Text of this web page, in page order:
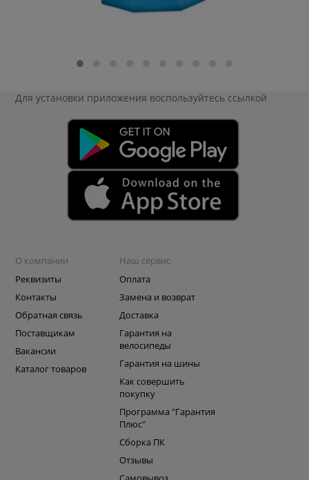
Для установки приложения воспользуйтесь ссылкой
О компании
Реквизиты
Контакты
Обратная связь
Поставщикам
Вакансии
Каталог товаров
Наш сервис
Оплата
Замена и возврат
Доставка
Гарантия на
велосипеды
Гарантия на шины
Как совершить
покупку
Программа "Гарантия
Плюс"
Сборка ПК
Отзывы